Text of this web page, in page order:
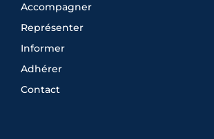
Accompagner
Représenter
Informer
Adhérer
Contact